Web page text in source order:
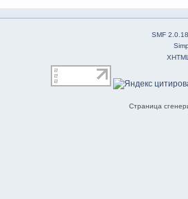
SMF 2.0.18
Страница